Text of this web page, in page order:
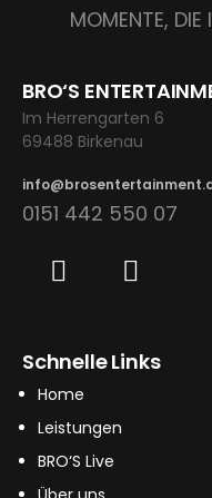
MOMENTE, DIE
BRO‘S
Im Herrengarten 6
69488 Birkenau
0151 442 550 07
Schnelle Links
Home
Leistungen
BRO‘S Live